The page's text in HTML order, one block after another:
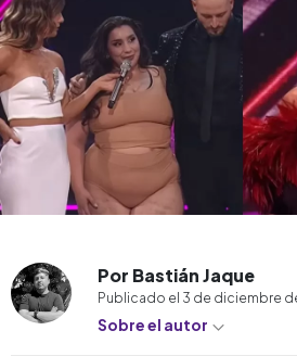
Por Bastián Jaque
Publicado el 3 de diciembre
Sobre el autor